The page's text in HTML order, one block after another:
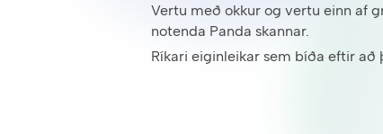
Vertu með okkur og vertu einn af
notenda Panda skannar.
Ríkari eiginleikar sem bíða eftir að